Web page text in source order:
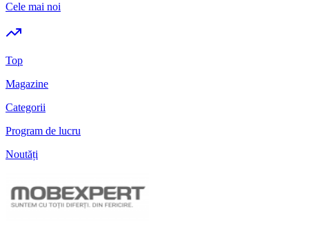
Cele mai noi
Top
Magazine
Categorii
Program de lucru
Noutăți